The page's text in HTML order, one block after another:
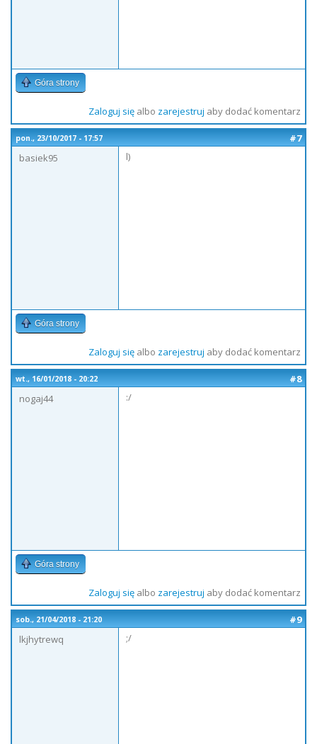
Góra strony
Zaloguj sięalbo zarejestruj aby dodać komentarz
pon., 23/10/2017 - 17:57
#7
basiek95
l)
Góra strony
Zaloguj sięalbo zarejestruj aby dodać komentarz
wt., 16/01/2018 - 20:22
#8
nogaj44
:/
Góra strony
Zaloguj sięalbo zarejestruj aby dodać komentarz
sob., 21/04/2018 - 21:20
#9
lkjhytrewq
;/